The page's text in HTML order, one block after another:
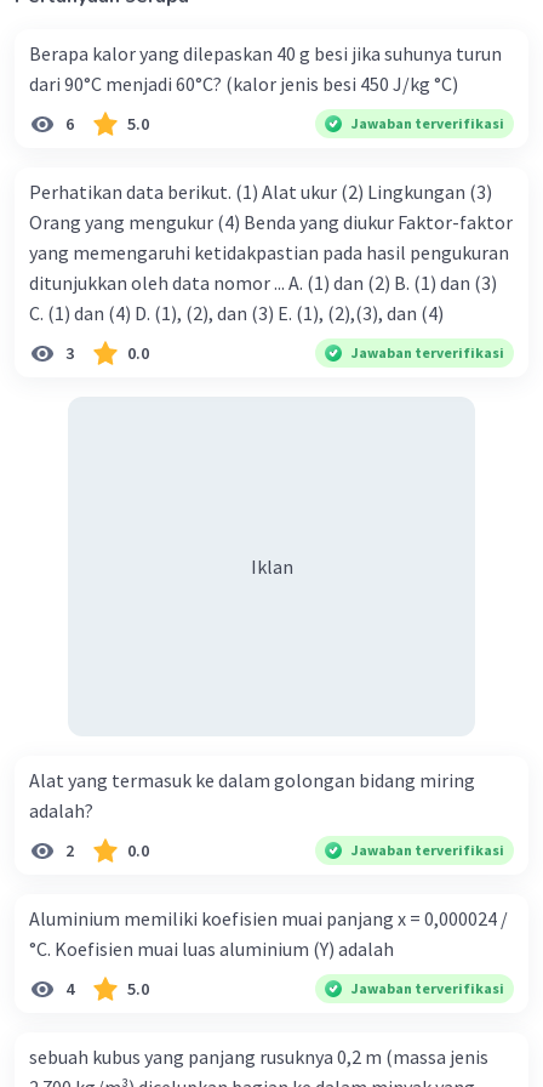
Beri Rating·5.0(1) Balas
Naura N Level 38
01 Desember 2023 11:15
Berapa kalor yang dilepaskan 40 g besi jika suhunya turun
dari 90°C menjadi 60°C? (kalor jenis besi 450 J/kg °C)
6 5.0 Jawaban terverifikasi
Perhatikan data berikut. (1) Alat ukur (2) Lingkungan (3)
Orang yang mengukur (4) Benda yang diukur Faktor-faktor
yang memengaruhi ketidakpastian pada hasil pengukuran
ditunjukkan oleh data nomor ... A. (1) dan (2) B. (1) dan (3)
C. (1) dan (4) D. (1), (2), dan (3) E. (1), (2),(3), dan (4)
3 0.0 Jawaban terverifikasi
Iklan
Alat yang termasuk ke dalam golongan bidang miring
adalah?
2 0.0 Jawaban terverifikasi
Aluminium memiliki koefisien muai panjang x = 0,000024 /
°C. Koefisien muai luas aluminium (Y) adalah
4 5.0 Jawaban terverifikasi
sebuah kubus yang panjang rusuknya 0,2 m (massa jenis